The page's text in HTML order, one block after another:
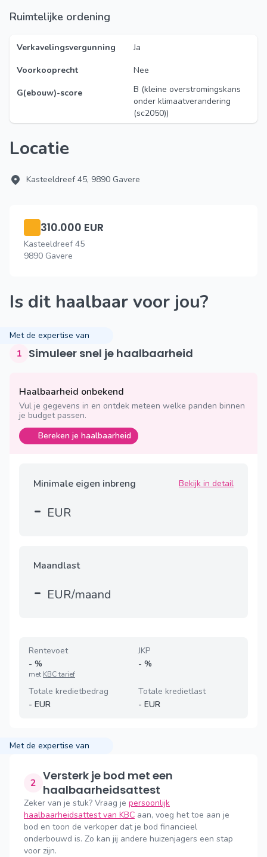
Ruimtelijke ordening
Verkavelingsvergunning
Ja
Voorkooprecht
Nee
G(ebouw)-score
B (kleine overstromingskans
onder klimaatverandering
(sc2050))
Locatie
Kasteeldreef 45, 9890 Gavere
310.000 EUR
Kasteeldreef 45
9890 Gavere
Is dit haalbaar voor jou?
Met de expertise van
1 Simuleer snel je haalbaarheid
Haalbaarheid onbekend
Vul je gegevens in en ontdek meteen welke panden binnen
je budget passen.
Bereken je haalbaarheid
Minimale eigen inbreng Bekijk in detail
- EUR
Maandlast
- EUR/maand
Rentevoet
- %
met KBC tarief
JKP
- %
Totale kredietbedrag
- EUR
Totale kredietlast
- EUR
Met de expertise van
2 Versterk je bod met een
haalbaarheidsattest
Zeker van je stuk? Vraag je persoonlijk
haalbaarheidsattest van KBC aan, voeg het toe aan je
bod en toon de verkoper dat je bod financieel
onderbouwd is. Zo kan jij andere huizenjagers een stap
voor zijn.